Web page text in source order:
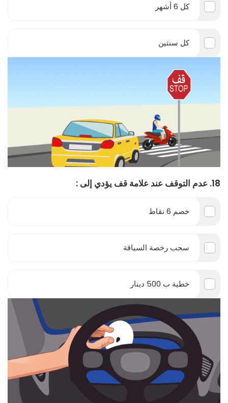
كل 6 أشهر
كل سنتين
18. عدم التوقف عند علامة قف يؤدي إلى :
خصم 6 نقاط
سحب رخصة السياقة
خطية ب 500 دينار